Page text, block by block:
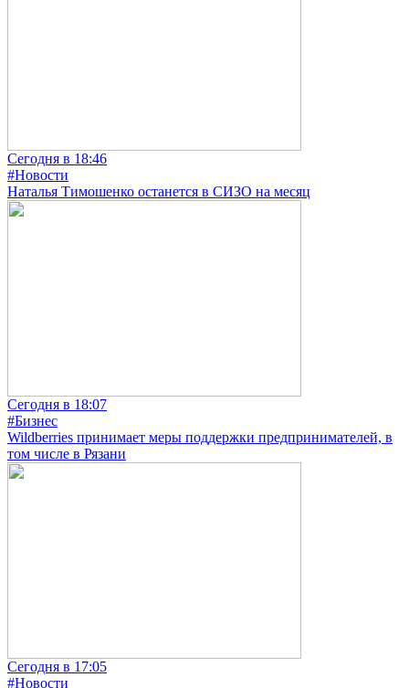
Сегодня в 18:46
#Новости
Наталья Тимошенко останется в СИЗО на месяц
Сегодня в 18:07
#Бизнес
Wildberries принимает меры поддержки предпринимателей, в
том числе в Рязани
Сегодня в 17:05
#Новости